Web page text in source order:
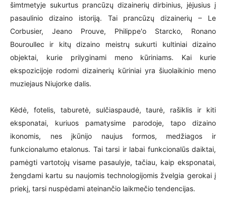
šimtmetyje sukurtus prancūzų dizainerių dirbinius, įėjusius į
pasaulinio dizaino istoriją. Tai prancūzų dizainerių – Le
Corbusier, Jeano Prouve, Philippe'o Starcko, Ronano
Bouroullec ir kitų dizaino meistrų sukurti kultiniai dizaino
objektai, kurie prilyginami meno kūriniams. Kai kurie
ekspozicijoje rodomi dizainerių kūriniai yra šiuolaikinio meno
muziejaus Niujorke dalis.
Kėdė, fotelis, taburetė, sulčiaspaudė, taurė, rašiklis ir kiti
eksponatai, kuriuos pamatysime parodoje, tapo dizaino
ikonomis, nes įkūnijo naujus formos, medžiagos ir
funkcionalumo etalonus. Tai tarsi ir labai funkcionalūs daiktai,
pamėgti vartotojų visame pasaulyje, tačiau, kaip eksponatai,
žengdami kartu su naujomis technologijomis žvelgia gerokai į
priekį, tarsi nuspėdami ateinančio laikmečio tendencijas.